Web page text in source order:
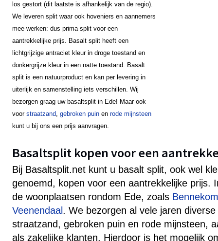
los gestort (dit laatste is afhankelijk van de regio).
We leveren split waar ook hoveniers en aannemers
mee werken: dus prima split voor een
aantrekkelijke prijs. Basalt split heeft een
lichtgrijzige antraciet kleur in droge toestand en
donkergrijze kleur in een natte toestand. Basalt
split is een natuurproduct en kan per levering in
uiterlijk en samenstelling iets verschillen. Wij
bezorgen graag uw basaltsplit in Ede! Maar ook
voor straatzand, gebroken puin en rode mijnsteen
kunt u bij ons een prijs aanvragen.
Basaltsplit kopen voor een
Bij Basaltsplit.net kunt u basalt split, ook wel
genoemd, kopen voor een aantrekkelijke prijs.
de woonplaatsen rondom Ede, zoals Bennekom
Veenendaal . We bezorgen al vele jaren
straatzand, gebroken puin en rode mijnsteen,
als zakelijke klanten. Hierdoor is het mogelijk